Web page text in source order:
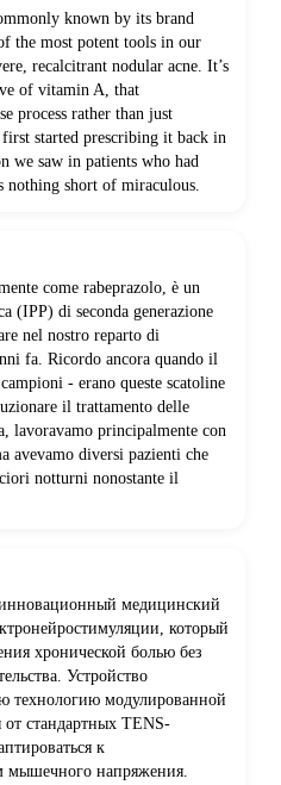
known by its brand
the most potent tools in our
recalcitrant nodular acne. It’s
of vitamin A, that
process rather than just
started prescribing it back in
we saw in patients who had
nothing short of miraculous.
come rabeprazolo, è un
(IPP) di seconda generazione
nel nostro reparto di
fa. Ricordo ancora quando il
- erano queste scatoline
il trattamento delle
lavoravamo principalmente con
avevamo diversi pazienti che
notturni nonostante il
медицинский
который
хронической болью без
Устройство
технологию модулированной
от стандартных TENS-
к
мышечного напряжения.